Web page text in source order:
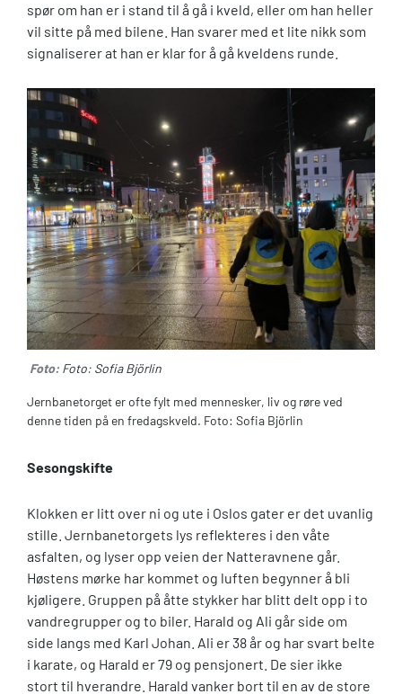
spør om han er i stand til å gå i kveld, eller om han heller
vil sitte på med bilene. Han svarer med et lite nikk som
signaliserer at han er klar for å gå kveldens runde.
Foto: Foto: Sofia Björlin
Jernbanetorget er ofte fylt med mennesker, liv og røre ved
denne tiden på en fredagskveld. Foto: Sofia Björlin
Sesongskifte
Klokken er litt over ni og ute i Oslos gater er det uvanlig
stille. Jernbanetorgets lys reflekteres i den våte
asfalten, og lyser opp veien der Natteravnene går.
Høstens mørke har kommet og luften begynner å bli
kjøligere. Gruppen på åtte stykker har blitt delt opp i to
vandregrupper og to biler. Harald og Ali går side om
side langs med Karl Johan. Ali er 38 år og har svart belte
i karate, og Harald er 79 og pensjonert. De sier ikke
stort til hverandre. Harald vanker bort til en av de store